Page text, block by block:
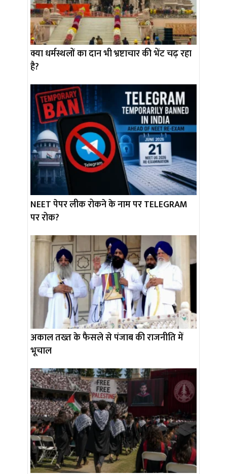
क्या धर्मस्थलों का दान भी भ्रष्टाचार की भेंट चढ़ रहा
है?
NEET पेपर लीक रोकने के नाम पर TELEGRAM
पर रोक?
अकाल तख्त के फैसले से पंजाब की राजनीति में
भूचाल